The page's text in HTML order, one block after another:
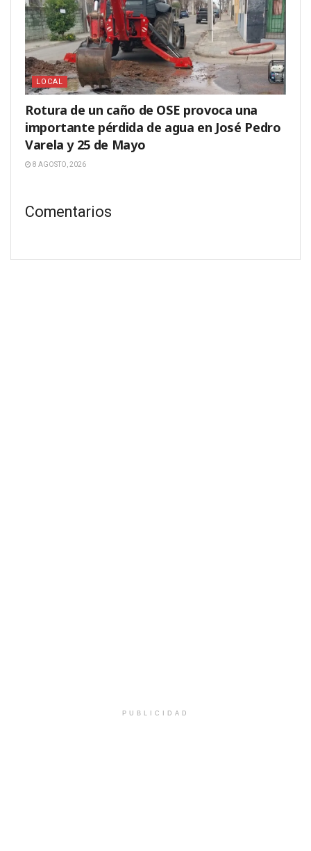
LOCAL
Rotura de un caño de OSE provoca una
importante pérdida de agua en José Pedro
Varela y 25 de Mayo
8 AGOSTO, 2026
Comentarios
PUBLICIDAD